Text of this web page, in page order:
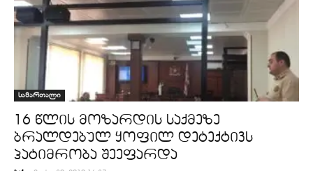
სამართალი
16 წლის მოზარდის საქმეზე
ბრალდებულ ყოფილ დეტექტივს
პატიმრობა შეეფარდა